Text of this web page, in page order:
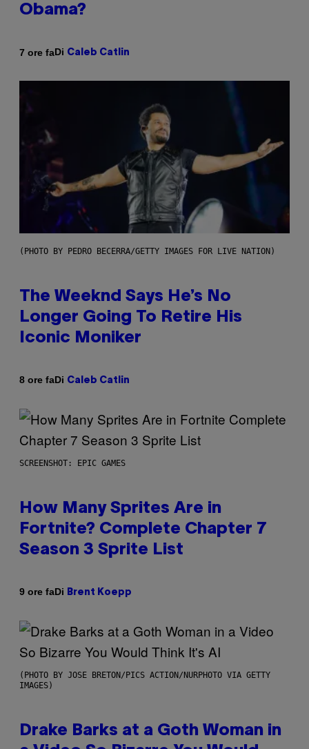
Obama?
7 ore faDi Caleb Catlin
(PHOTO BY PEDRO BECERRA/GETTY IMAGES FOR LIVE NATION)
The Weeknd Says He’s No
Longer Going To Retire His
Iconic Moniker
8 ore faDi Caleb Catlin
SCREENSHOT: EPIC GAMES
How Many Sprites Are in
Fortnite? Complete Chapter 7
Season 3 Sprite List
9 ore faDi Brent Koepp
(PHOTO BY JOSE BRETON/PICS ACTION/NURPHOTO VIA GETTY
IMAGES)
Drake Barks at a Goth Woman in